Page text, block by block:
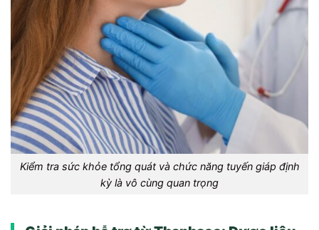
Kiểm tra sức khỏe tổng quát và chức năng tuyến giáp định
kỳ là vô cùng quan trọng